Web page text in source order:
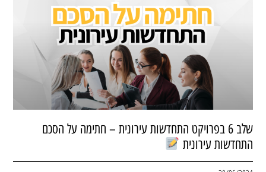
שלב 6 בפרויקט התחדשות עירונית – חתימה על הסכם
התחדשות עירונית